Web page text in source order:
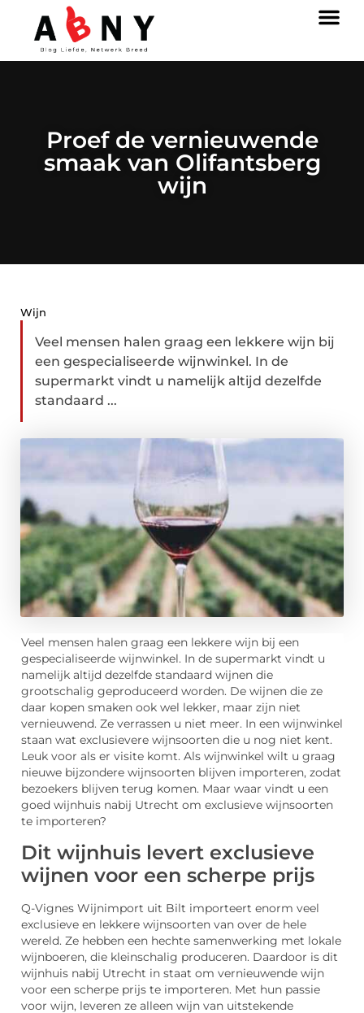
Proef de vernieuwende
smaak van Olifantsberg
wijn
Wijn
Veel mensen halen graag een lekkere wijn bij
een gespecialiseerde wijnwinkel. In de
supermarkt vindt u namelijk altijd dezelfde
standaard ...
Veel mensen halen graag een lekkere wijn bij een
gespecialiseerde wijnwinkel. In de supermarkt vindt u
namelijk altijd dezelfde standaard wijnen die
grootschalig geproduceerd worden. De wijnen die ze
daar kopen smaken ook wel lekker, maar zijn niet
vernieuwend. Ze verrassen u niet meer. In een wijnwinkel
staan wat exclusievere wijnsoorten die u nog niet kent.
Leuk voor als er visite komt. Als wijnwinkel wilt u graag
nieuwe bijzondere wijnsoorten blijven importeren, zodat
bezoekers blijven terug komen. Maar waar vindt u een
goed wijnhuis nabij Utrecht om exclusieve wijnsoorten
te importeren?
Dit wijnhuis levert exclusieve
wijnen voor een scherpe prijs
Q-Vignes Wijnimport uit Bilt importeert enorm veel
exclusieve en lekkere wijnsoorten van over de hele
wereld. Ze hebben een hechte samenwerking met lokale
wijnboeren, die kleinschalig produceren. Daardoor is dit
wijnhuis nabij Utrecht in staat om vernieuwende wijn
voor een scherpe prijs te importeren. Met hun passie
voor wijn, leveren ze alleen wijn van uitstekende